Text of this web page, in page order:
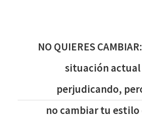
NO QUIERES
situación
perjudicando,
no cambiar tu estilo